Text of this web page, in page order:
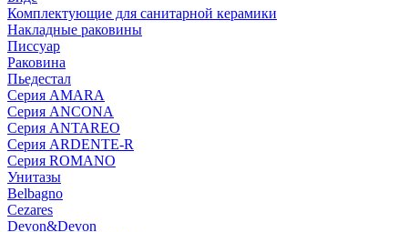
Комплектующие для санитарной керамики
Накладные раковины
Писсуар
Раковина
Пьедестал
Серия AMARA
Серия ANCONA
Серия ANTAREO
Серия ARDENTE-R
Серия ROMANO
Унитазы
Belbagno
Cezares
Devon&Devon